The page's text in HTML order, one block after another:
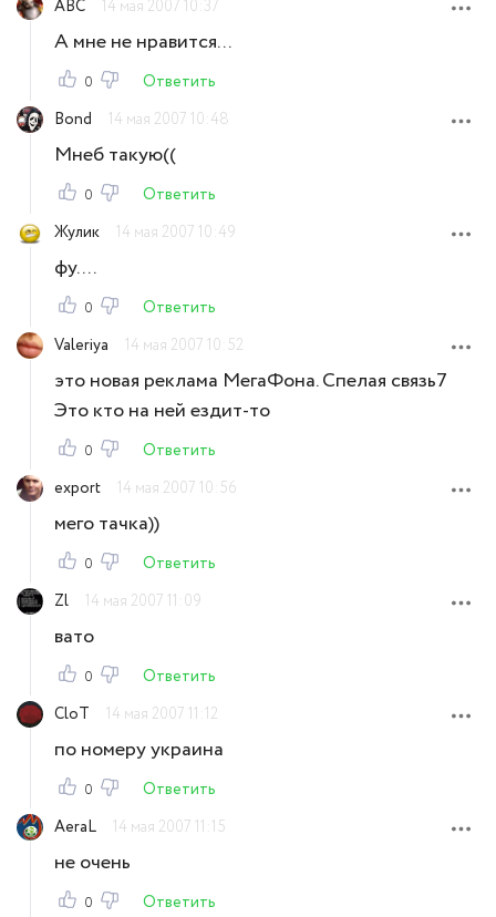
ABC
14 мая 2007 10:37
А мне не нравится...
0
Ответить
Bond
14 мая 2007 10:48
Мнеб такую((
0
Ответить
Жулик
14 мая 2007 10:49
фу....
0
Ответить
Valeriya
14 мая 2007 10:52
это новая реклама МегаФона. Спелая связь7
Это кто на ней ездит-то
0
Ответить
export
14 мая 2007 10:56
мего тачка))
0
Ответить
Zl
14 мая 2007 11:09
вато
0
Ответить
CloT
14 мая 2007 11:12
по номеру украина
0
Ответить
AeraL
14 мая 2007 11:15
не очень
0 Ответить